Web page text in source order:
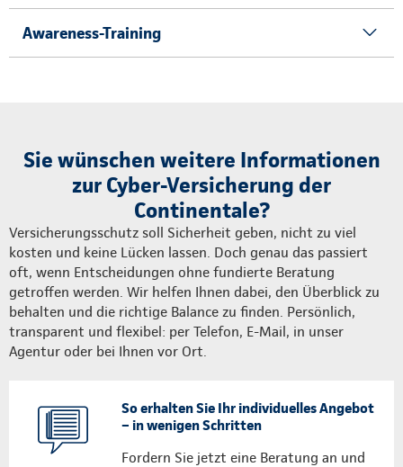
Awareness-Training
Sie wünschen weitere Informationen
zur Cyber-Versicherung der
Continentale?
Versicherungsschutz soll Sicherheit geben, nicht zu viel
kosten und keine Lücken lassen. Doch genau das passiert
oft, wenn Entscheidungen ohne fundierte Beratung
getroffen werden. Wir helfen Ihnen dabei, den Überblick zu
behalten und die richtige Balance zu finden. Persönlich,
transparent und flexibel: per Telefon, E-Mail, in unser
Agentur oder bei Ihnen vor Ort.
So erhalten Sie Ihr individuelles Angebot
– in wenigen Schritten
Fordern Sie jetzt eine Beratung an und